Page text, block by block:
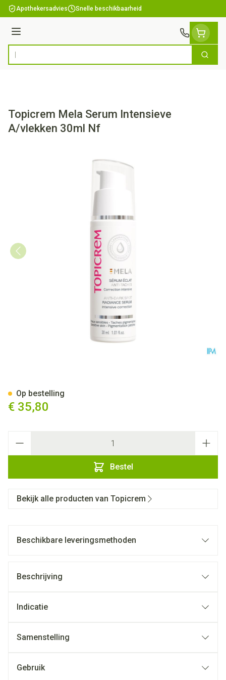
Ga naar de inhoud
Apothekersadvies Snelle beschikbaarheid
Menu
Product, merk, categorie... Zoek
Topicrem Mela Serum Intensieve
A/vlekken 30ml Nf
€ 35,80
Bestel
Op bestelling
Bekijk alle producten van Topicrem
Beschikbare leveringsmethoden
Beschrijving
Indicatie
Samenstelling
Gebruik